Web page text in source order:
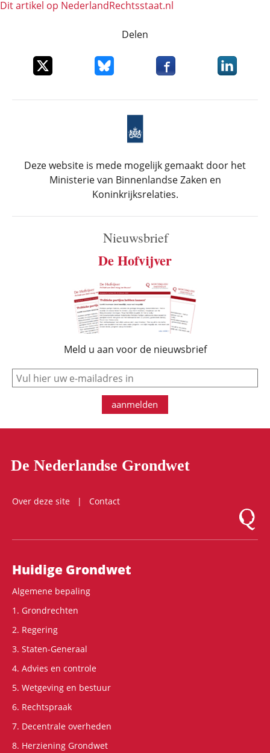
Dit artikel op NederlandRechts­staat.nl
Delen
Deel dit item op XDeel dit item op Bluesky
Deel dit item opDeel dit
Deze website is mede mogelijk gemaakt door het
Ministerie van Binnenlandse Zaken en
Koninkrijksrelaties.
Nieuwsbrief
De Hofvijver
Meld u aan voor de nieuwsbrief
e-mail
aanmelden
De Nederlandse Grondwet
Over deze site
Contact
Logo
Hoofdnavigatie
Huidige Grondwet
Algemene bepaling
1. Grondrechten
2. Regering
3. Staten-Generaal
4. Advies en controle
5. Wetgeving en bestuur
6. Rechtspraak
7. Decentrale overheden
8. Herziening Grondwet